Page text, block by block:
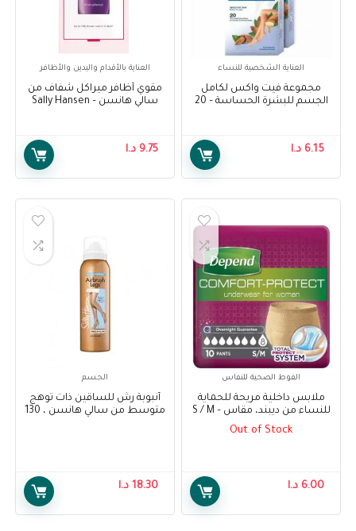
العناية الشخصية للنساء
مجموعة فيت واكس لكامل
الجسم للبشرة الحساسة – 20
6.15 د.ا
العناية بالأقدام واليدين والأظافر
مقوي أظافر ميراكل شفاف من
سالي هانسن – Sally Hansen
9.75 د.ا
الفوط الصحية للنفاس
ملابس داخلية مريحة للحماية
للنساء من ديبند، مقاس S / M –
Depend Comfort Protect
Out of Stock
6.00 د.ا
الجسم
أنبوبة رش للساقين ذات توهج
متوسط من سالي هانسن ، 130
18.30 د.ا